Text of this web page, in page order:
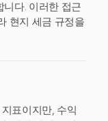
다. 이러한 접근
현지 세금 규정을
표이지만, 수익